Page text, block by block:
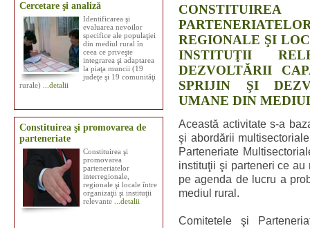
Cercetare şi analiză
Identificarea şi
evaluarea nevoilor
specifice ale populaţiei
din mediul rural în
ceea ce priveşte
integrarea şi adaptarea
la piaţa muncii (19
judeţe şi 19 comunităţi
rurale) ...detalii
Constituirea şi promovarea de
parteneriate
Constituirea şi
promovarea
parteneriatelor
interregionale,
regionale şi locale între
organizaţii şi instituţii
relevante
...detalii
REGIONALE ŞI
INSTITUŢII
DEZVOLTĂRII
SPRIJIN ŞI
UMANE DIN
Această activitate s-a
şi abordării
Parteneriate
instituţii şi parteneri ce au
pe agenda de lucru a
mediul rural.
Comitetele şi